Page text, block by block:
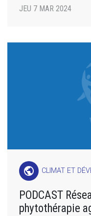
JEU 7 MAR 2024
public CLIMAT ET
PODCAST
phytothérapie